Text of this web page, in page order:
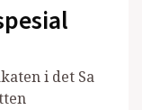
i det Sa